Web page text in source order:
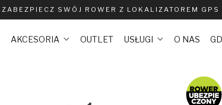
ZABEZPIECZ SWÓJ ROWER Z LOKALIZATOREM GPS
AKCESORIA OUTLET USŁUGI O NAS